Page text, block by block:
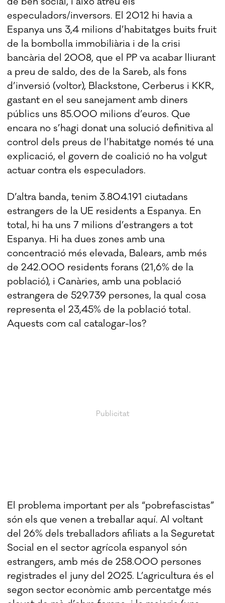
especuladors/inversors. El 2012 hi havia a
Espanya uns 3,4 milions d’habitatges buits fruit
de la bombolla immobiliària i de la crisi
bancària del 2008, que el PP va acabar lliurant
a preu de saldo, des de la Sareb, als fons
d’inversió (voltor), Blackstone, Cerberus i KKR,
gastant en el seu sanejament amb diners
públics uns 85.000 milions d’euros. Que
encara no s’hagi donat una solució definitiva al
control dels preus de l’habitatge només té una
explicació, el govern de coalició no ha volgut
actuar contra els especuladors.
D’altra banda, tenim 3.804.191 ciutadans
estrangers de la UE residents a Espanya. En
total, hi ha uns 7 milions d’estrangers a tot
Espanya. Hi ha dues zones amb una
concentració més elevada, Balears, amb més
de 242.000 residents forans (21,6% de la
població), i Canàries, amb una població
estrangera de 529.739 persones, la qual cosa
representa el 23,45% de la població total.
Aquests com cal catalogar-los?
El problema important per als “pobrefascistas”
són els que venen a treballar aquí. Al voltant
del 26% dels treballadors afiliats a la Seguretat
Social en el sector agrícola espanyol són
estrangers, amb més de 258.000 persones
registrades el juny del 2025. L’agricultura és el
segon sector econòmic amb percentatge més